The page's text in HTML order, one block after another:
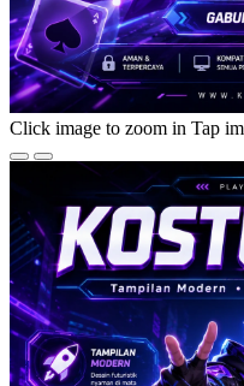
Click image to zoom in Tap